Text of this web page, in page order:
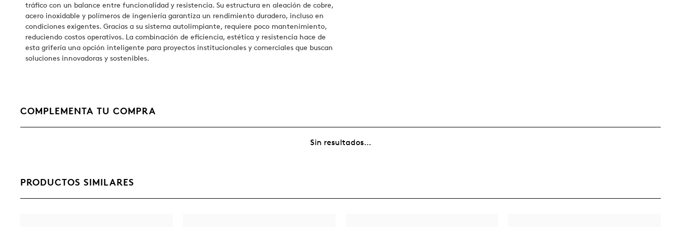
tráfico con un balance entre funcionalidad y resistencia. Su estructura en aleación de cobre,
acero inoxidable y polímeros de ingeniería garantiza un rendimiento duradero, incluso en
condiciones exigentes. Gracias a su sistema autolimpiante, requiere poco mantenimiento,
reduciendo costos operativos. La combinación de eficiencia, estética y resistencia hace de
esta grifería una opción inteligente para proyectos institucionales y comerciales que buscan
soluciones innovadoras y sostenibles.
COMPLEMENTA TU COMPRA
Sin resultados…
PRODUCTOS SIMILARES